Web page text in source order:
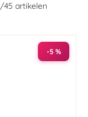
/45 artikelen
-5 %